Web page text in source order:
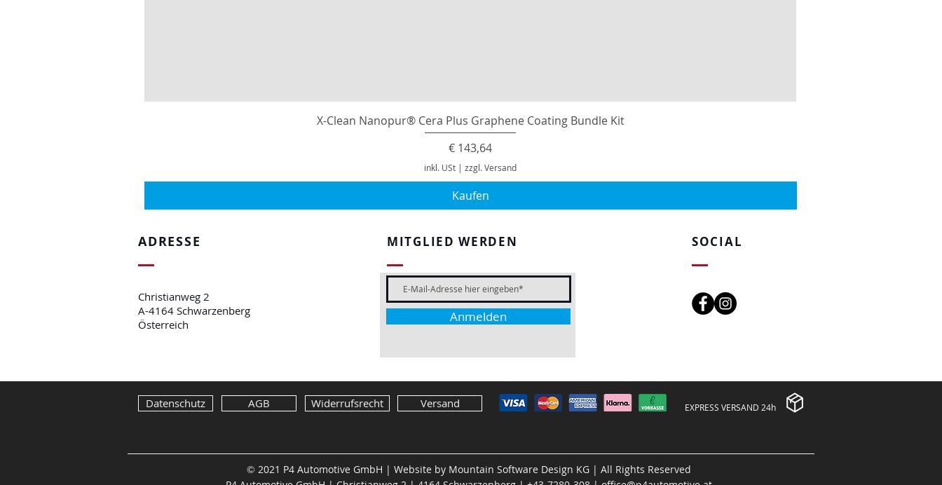
X-Clean Nanopur® Cera Plus Graphene Coating Bundle Kit
Preis
€ 143,64
inkl. USt | zzgl. Versand
Kaufen
ADRESSE
Christianweg 2
A-4164 Schwarzenberg
Österreich
MITGLIED WERDEN
Anmelden
SOCIAL
Datenschutz AGB Widerrufsrecht Versand EXPRESS VERSAND 24h
© 2021 P4 Automotive GmbH | Website by Mountain Software Design KG | All Rights Reserved